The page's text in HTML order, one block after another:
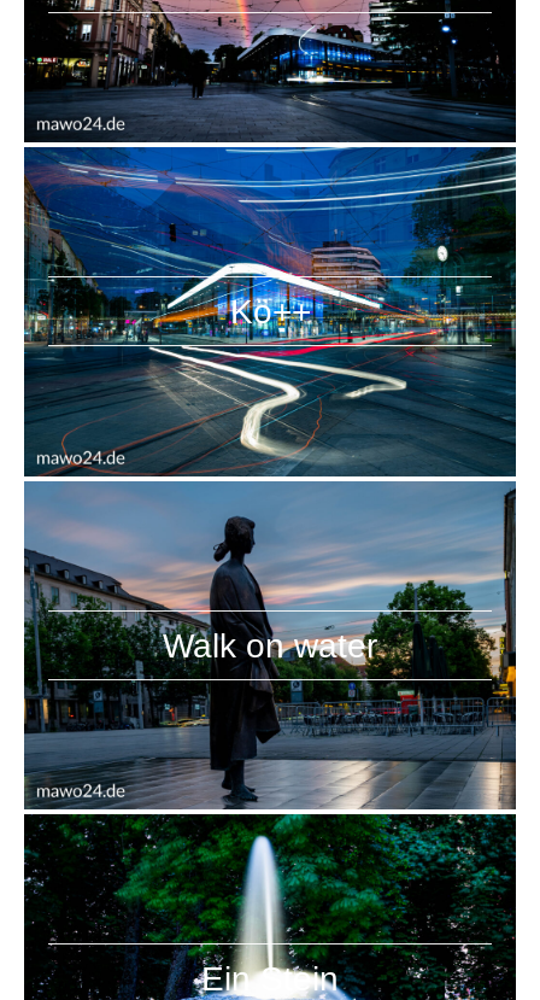
Kö++
Walk on water
Ein Stein